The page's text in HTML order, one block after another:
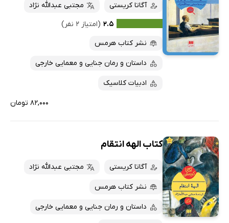
آگاتا کریستی
مجتبی عبدالله نژاد
۲.۵ (امتیاز ۲ نفر)
نشر کتاب هرمس
داستان و رمان جنایی و معمایی خارجی
ادبیات کلاسیک
۸۲,۰۰۰ تومان
کتاب الهه انتقام
آگاتا کریستی مجتبی عبدالله نژاد
نشر کتاب هرمس
داستان و رمان جنایی و معمایی خارجی